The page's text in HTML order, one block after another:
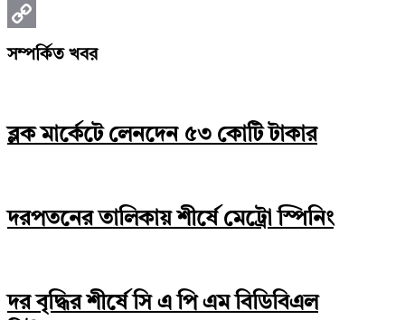
Print
Copy
সম্পর্কিত খবর
ব্লক মার্কেটে লেনদেন ৫৩ কোটি টাকার
দরপতনের তালিকায় শীর্ষে মেট্রো স্পিনিং
দর বৃদ্ধির শীর্ষে সি এ পি এম বিডিবিএল